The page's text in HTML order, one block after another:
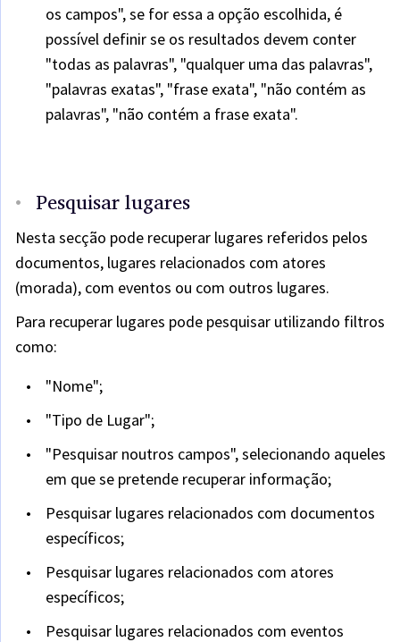
os campos", se for essa a opção escolhida, é
possível definir se os resultados devem conter
"todas as palavras", "qualquer uma das palavras",
"palavras exatas", "frase exata", "não contém as
palavras", "não contém a frase exata".
Pesquisar lugares
Nesta secção pode recuperar lugares referidos pelos
documentos, lugares relacionados com atores
(morada), com eventos ou com outros lugares.
Para recuperar lugares pode pesquisar utilizando filtros
como:
"Nome";
"Tipo de Lugar";
"Pesquisar noutros campos", selecionando aqueles
em que se pretende recuperar informação;
Pesquisar lugares relacionados com documentos
específicos;
Pesquisar lugares relacionados com atores
específicos;
Pesquisar lugares relacionados com eventos